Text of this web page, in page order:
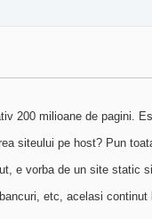
200 milioane de pagini.
siteului pe host? Pun
e vorba de un site static
etc, acelasi continut